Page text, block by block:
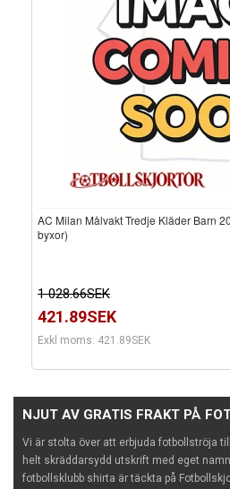
AC Milan Målvakt Tredje Kläder Barn
byxor)
1 028.66SEK
421.89SEK
Exkl moms: 421.89SEK
NJUT AV GRATIS FRAKT PÅ
Vi är stolta över att erbjuda fotbollströja
helt skräddarsydd utskrift med eget
fotbollsklubb shirta är täckta på